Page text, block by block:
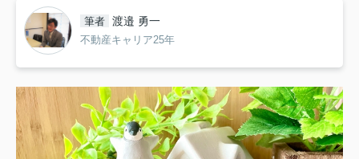
筆者 渡邉 勇一
不動産キャリア25年